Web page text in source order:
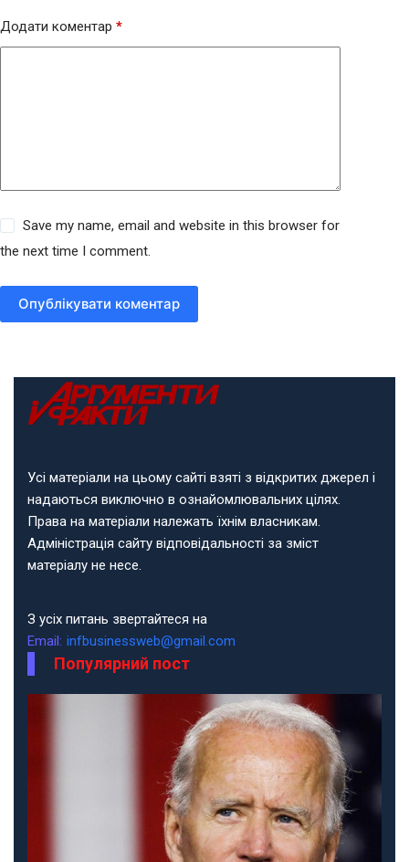
Додати коментар *
Save my name, email and website in this browser for
the next time I comment.
Опублікувати коментар
Усі матеріали на цьому сайті взяті з відкритих джерел і
надаються виключно в ознайомлювальних цілях.
Права на матеріали належать їхнім власникам.
Адміністрація сайту відповідальності за зміст
матеріалу не несе.
З усіх питань звертайтеся на
Email: infbusinessweb@gmail.com
Популярний пост